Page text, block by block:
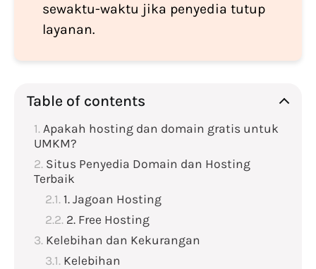
sewaktu-waktu jika penyedia tutup
layanan.
Table of contents
Apakah hosting dan domain gratis untuk
UMKM?
Situs Penyedia Domain dan Hosting
Terbaik
1. Jagoan Hosting
2. Free Hosting
Kelebihan dan Kekurangan
Kelebihan